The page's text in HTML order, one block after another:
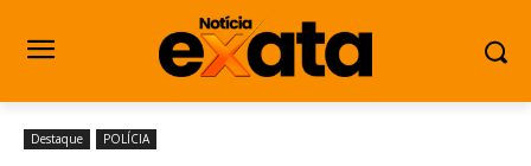
Destaque POLÍCIA